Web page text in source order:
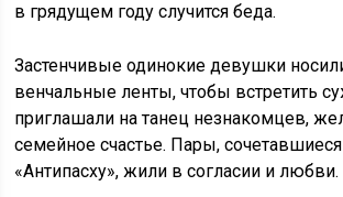
в грядущем году случится беда.
Застенчивые одинокие девушки
венчальные ленты, чтобы встретить
приглашали на танец незнакомцев,
семейное счастье. Пары,
«Антипасху», жили в согласии и любви.